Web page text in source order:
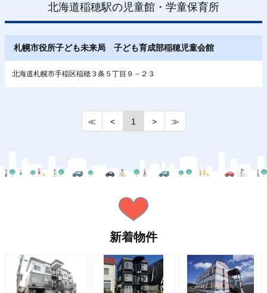
北海道稲穂駅の児童館・学童保育所
札幌市役所子ども未来局 子ども育成部稲穂児童会館
北海道札幌市手稲区稲穂３条５丁目９－２３
≪ < 1 > ≫
新着物件